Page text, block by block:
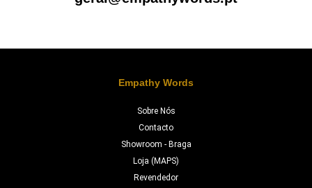
Empathy Words
Sobre Nós
Contacto
Showroom - Braga
Loja (MAPS)
Revendedor